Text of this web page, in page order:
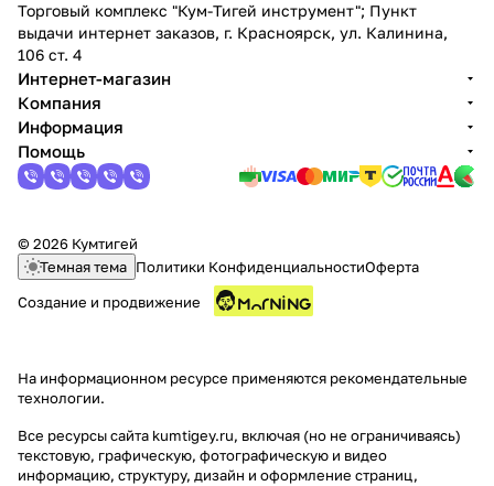
Торговый комплекс "Кум-Тигей инструмент"; Пункт
выдачи интернет заказов, г. Красноярск, ул. Калинина,
106 ст. 4
Интернет-магазин
Компания
Информация
Помощь
© 2026 Кумтигей
Темная тема Политики КонфиденциальностиОферта
Создание и продвижение
На информационном ресурсе применяются рекомендательные
технологии.
Все ресурсы сайта kumtigey.ru, включая (но не ограничиваясь)
текстовую, графическую, фотографическую и видео
информацию, структуру, дизайн и оформление страниц,